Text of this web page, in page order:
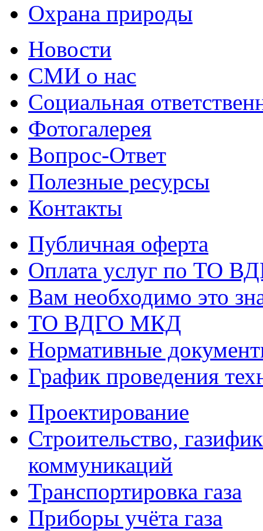
Охрана природы
Новости
СМИ о нас
Социальная
Фотогалерея
Вопрос-Ответ
Полезные ресурсы
Контакты
Публичная оферта
Оплата услуг по ТО
Вам необходимо это
ТО ВДГО МКД
Нормативные
График проведения
Проектирование
Строительство,
коммуникаций
Транспортировка газа
Приборы учёта газа